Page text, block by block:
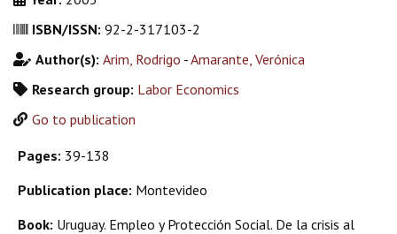
ISBN/ISSN: 92-2-317103-2
Author(s): Arim, Rodrigo -Amarante, Verónica
Research group: Labor Economics
Go to publication
Pages: 39-138
Publication place: Montevideo
Book: Uruguay. Empleo y Protección Social. De la crisis al